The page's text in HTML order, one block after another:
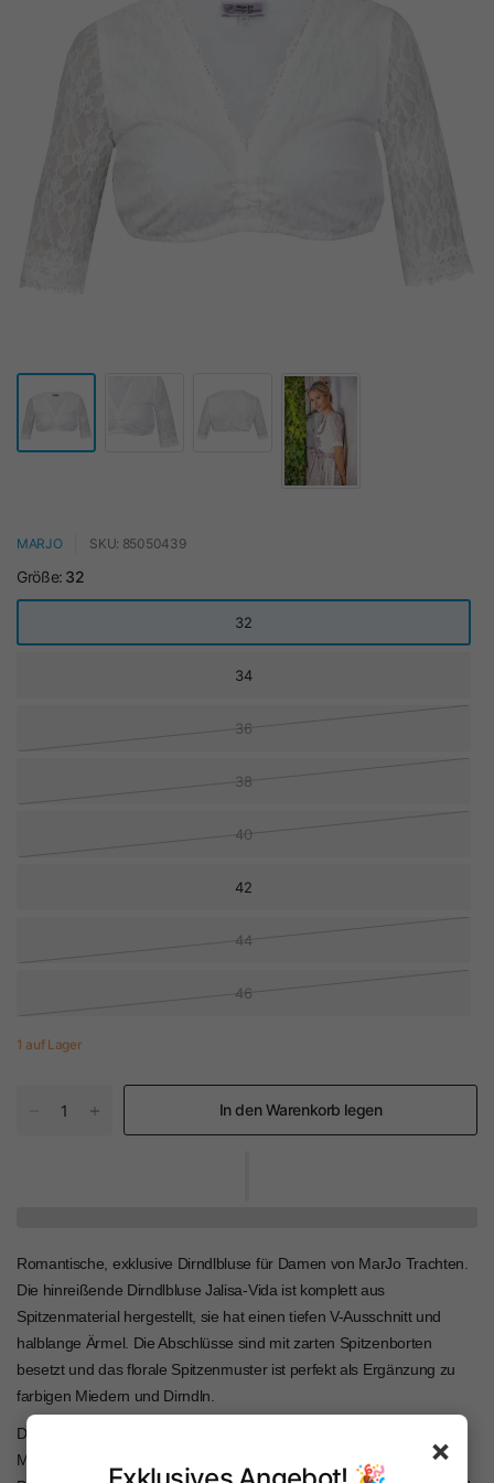
MARJO SKU: 85050439
Größe: 32
32
34
36
38
40
42
44
46
1 auf Lager
In den Warenkorb legen
Romantische, exklusive Dirndlbluse für Damen von MarJo Trachten.
Die hinreißende Dirndlbluse Jalisa-Vida ist komplett aus
Spitzenmaterial hergestellt, sie hat einen tiefen V-Ausschnitt und
halblange Ärmel. Die Abschlüsse sind mit zarten Spitzenborten
besetzt und das florale Spitzenmuster ist perfekt als Ergänzung zu
farbigen Miedern und Dirndln.
Die Dirndlbluse ist mit einem angenehm zu tragenden Baumwoll-
Material unterlegt. Der eingearbeitete Gummizug am
×